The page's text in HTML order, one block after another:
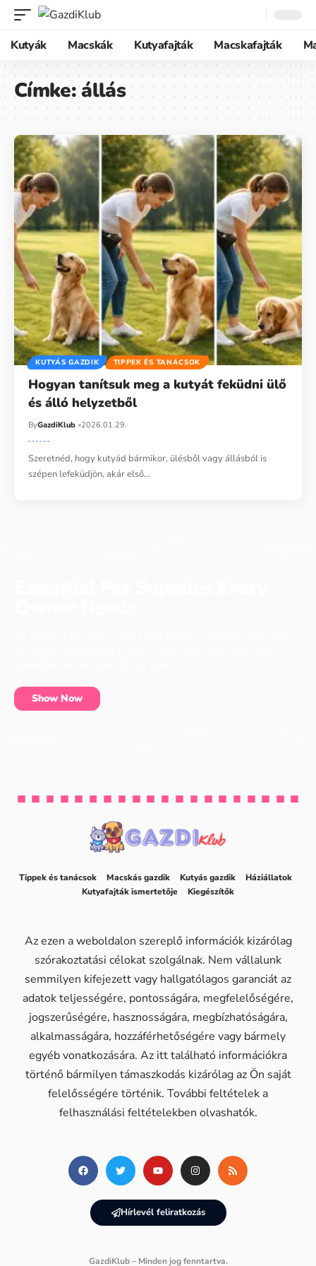
Kutyák Macskák Kutyafajták Macskafajták
Címke:állás
KUTYÁS GAZDIK TIPPEK ÉS TANÁCSOK
Hogyan tanítsuk meg a kutyát feküdni ülő
és álló helyzetből
ByGazdiKlub 2026.01.29.
Szeretnéd, hogy kutyád bármikor, ülésből vagy állásból is
szépen lefeküdjön, akár első…
Show Now
Tippek és tanácsok Macskás gazdik Kutyás gazdik
Háziállatok
Kutyafajták ismertetője
Kiegészítők
Az ezen a weboldalon szereplő információk kizárólag
szórakoztatási célokat szolgálnak. Nem vállalunk
semmilyen kifejezett vagy hallgatólagos garanciát az
adatok teljességére, pontosságára, megfelelőségére,
jogszerűségére, hasznosságára, megbízhatóságára,
alkalmasságára, hozzáférhetőségére vagy bármely
egyéb vonatkozására. Az itt található információkra
történő bármilyen támaszkodás kizárólag az Ön saját
felelősségére történik. További feltételek a
felhasználási feltételekben olvashatók.
Hírlevél feliratkozás
GazdiKlub – Minden jog fenntartva.